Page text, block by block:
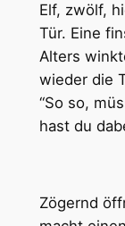
Elf, zwölf,
Tür. Eine
Alters
wieder die
“So so,
hast du
Zögernd